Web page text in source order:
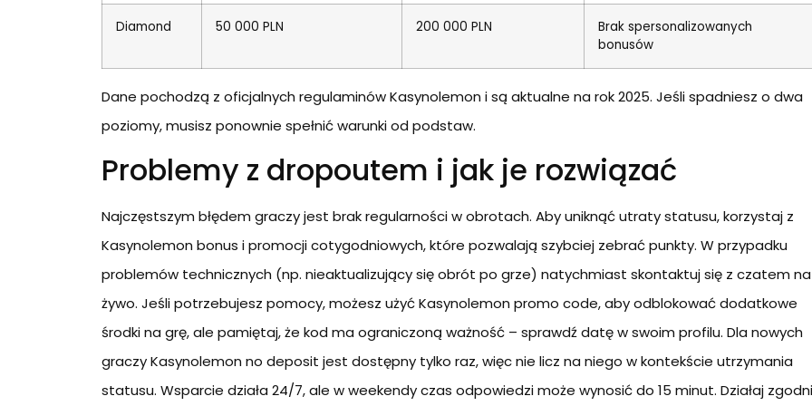
Diamond 50 000 PLN 200 000 PLN
Brak spersonalizowanych
bonusów
Dane pochodzą z oficjalnych regulaminów Kasynolemon i są aktualne na rok 2025. Jeśli spadniesz o dwa
poziomy, musisz ponownie spełnić warunki od podstaw.
Problemy z dropoutem i jak je rozwiązać
Najczęstszym błędem graczy jest brak regularności w obrotach. Aby uniknąć utraty statusu, korzystaj z
Kasynolemon bonus i promocji cotygodniowych, które pozwalają szybciej zebrać punkty. W przypadku
problemów technicznych (np. nieaktualizujący się obrót po grze) natychmiast skontaktuj się z czatem na
żywo. Jeśli potrzebujesz pomocy, możesz użyć Kasynolemon promo code, aby odblokować dodatkowe
środki na grę, ale pamiętaj, że kod ma ograniczoną ważność – sprawdź datę w swoim profilu. Dla nowych
graczy Kasynolemon no deposit jest dostępny tylko raz, więc nie licz na niego w kontekście utrzymania
statusu. Wsparcie działa 24/7, ale w weekendy czas odpowiedzi może wynosić do 15 minut. Działaj